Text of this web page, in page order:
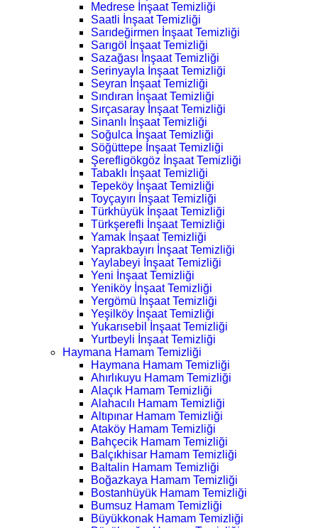
Medrese İnşaat Temizliği
Saatli İnşaat Temizliği
Sarıdeğirmen İnşaat Temizliği
Sarıgöl İnşaat Temizliği
Sazağası İnşaat Temizliği
Serinyayla İnşaat Temizliği
Seyran İnşaat Temizliği
Sındıran İnşaat Temizliği
Sırçasaray İnşaat Temizliği
Sinanlı İnşaat Temizliği
Soğulca İnşaat Temizliği
Söğüttepe İnşaat Temizliği
Şerefligökgöz İnşaat Temizliği
Tabaklı İnşaat Temizliği
Tepeköy İnşaat Temizliği
Toyçayırı İnşaat Temizliği
Türkhüyük İnşaat Temizliği
Türkşerefli İnşaat Temizliği
Yamak İnşaat Temizliği
Yaprakbayırı İnşaat Temizliği
Yaylabeyi İnşaat Temizliği
Yeni İnşaat Temizliği
Yeniköy İnşaat Temizliği
Yergömü İnşaat Temizliği
Yeşilköy İnşaat Temizliği
Yukarısebil İnşaat Temizliği
Yurtbeyli İnşaat Temizliği
Haymana Hamam Temizliği
Haymana Hamam Temizliği
Ahırlıkuyu Hamam Temizliği
Alaçık Hamam Temizliği
Alahacılı Hamam Temizliği
Altıpınar Hamam Temizliği
Ataköy Hamam Temizliği
Bahçecik Hamam Temizliği
Balçıkhisar Hamam Temizliği
Baltalin Hamam Temizliği
Boğazkaya Hamam Temizliği
Bostanhüyük Hamam Temizliği
Bumsuz Hamam Temizliği
Büyükkonak Hamam Temizliği